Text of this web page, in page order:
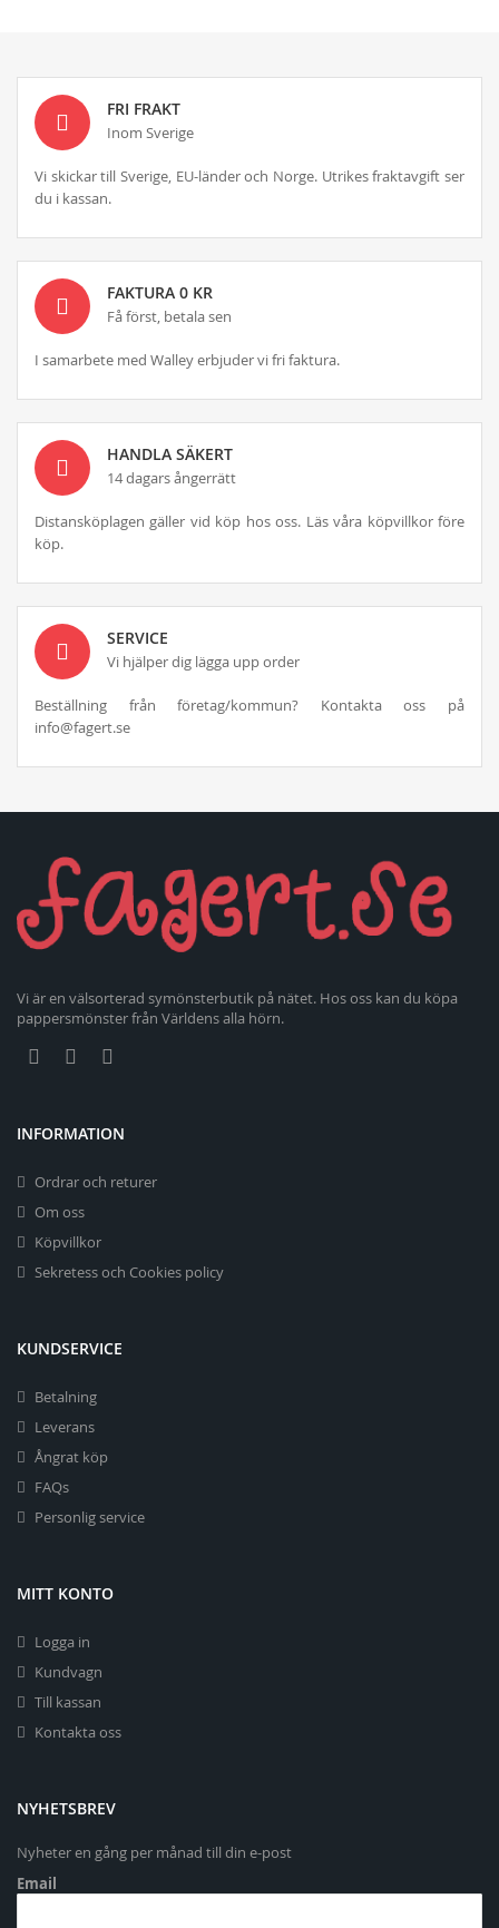
FRI FRAKT
Inom Sverige
Vi skickar till Sverige, EU-länder och Norge. Utrikes fraktavgift ser
du i kassan.
FAKTURA 0 KR
Få först, betala sen
I samarbete med Walley erbjuder vi fri faktura.
HANDLA SÄKERT
14 dagars ångerrätt
Distansköplagen gäller vid köp hos oss. Läs våra köpvillkor före
köp.
SERVICE
Vi hjälper dig lägga upp order
Beställning från företag/kommun? Kontakta oss på
info@fagert.se
Vi är en välsorterad symönsterbutik på nätet. Hos oss kan du köpa
pappersmönster från Världens alla hörn.
INFORMATION
Ordrar och returer
Om oss
Köpvillkor
Sekretess och Cookies policy
KUNDSERVICE
Betalning
Leverans
Ångrat köp
FAQs
Personlig service
MITT KONTO
Logga in
Kundvagn
Till kassan
Kontakta oss
NYHETSBREV
Nyheter en gång per månad till din e-post
Email